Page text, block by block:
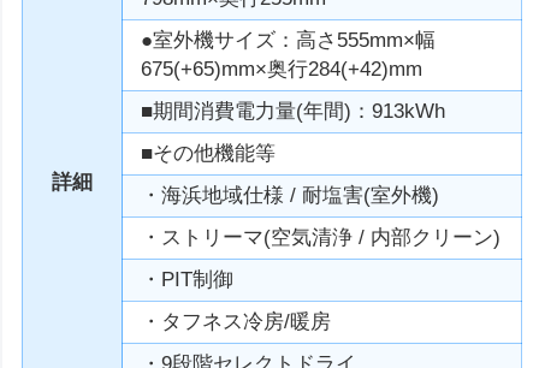
詳細
●室外機サイズ：高さ555mm×幅
675(+65)mm×奥行284(+42)mm
■期間消費電力量(年間)：913kWh
■その他機能等
・海浜地域仕様 / 耐塩害(室外機)
・ストリーマ(空気清浄 / 内部クリーン)
・PIT制御
・タフネス冷房/暖房